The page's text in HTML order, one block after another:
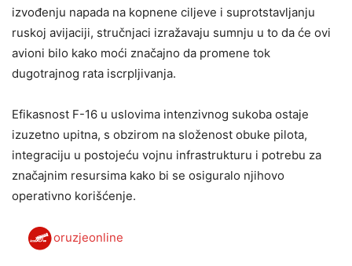
izvođenju napada na kopnene ciljeve i suprotstavljanju
ruskoj avijaciji, stručnjaci izražavaju sumnju u to da će ovi
avioni bilo kako moći značajno da promene tok
dugotrajnog rata iscrpljivanja.
Efikasnost F-16 u uslovima intenzivnog sukoba ostaje
izuzetno upitna, s obzirom na složenost obuke pilota,
integraciju u postojeću vojnu infrastrukturu i potrebu za
značajnim resursima kako bi se osiguralo njihovo
operativno korišćenje.
oruzjeonline